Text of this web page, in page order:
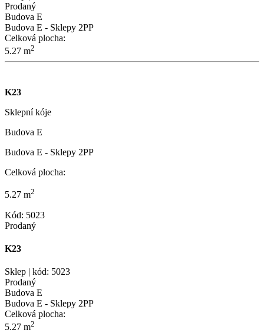
Prodaný
Budova E
Budova E - Sklepy 2PP
Celková plocha:
5.27 m2
K23
Sklepní kóje
Budova E
Budova E - Sklepy 2PP
Celková plocha:
5.27 m2
Kód: 5023
Prodaný
K23
Sklep | kód: 5023
Prodaný
Budova E
Budova E - Sklepy 2PP
Celková plocha:
5.27 m2